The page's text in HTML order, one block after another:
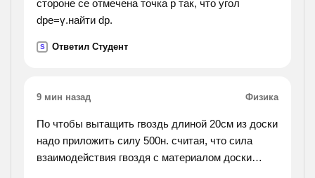
стороне се отмечена точка р так, что угол
dpe=γ.найти dp.
S Ответил Студент
9 мин назад Физика
По чтобы вытащить гвоздь длиной 20см из доски
надо приложить силу 500н. считая, что сила
взаимодействия гвоздя с материалом доски